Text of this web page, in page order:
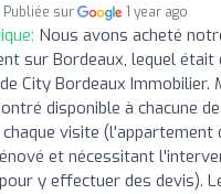
Publiée sur 1 year ago
Nous avons acheté
sur Bordeaux, lequel était
City Bordeaux Immobilier.
disponible à chacune
visite (l'appartement
et nécessitant
y effectuer des devis).